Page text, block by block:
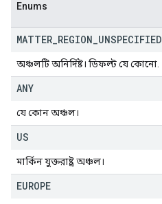
Enums
MATTER REGION UNSPECIFIED
অঞ্চলটি অনির্দিষ্ট। ডিফল্ট যে কোনো.
ANY
যে কোন অঞ্চল।
US
মার্কিন যুক্তরাষ্ট্র অঞ্চল।
EUROPE